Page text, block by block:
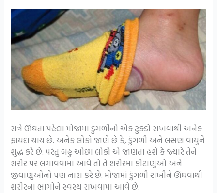
રાત્રે ઊંઘતા પહેલા મોજામાં ડુંગળીનો એક ટુકડો રાખવાથી અનેક
ફાયદા થાય છે. અનેક લોકો જાણે છે કે, ડુંગળી અને લસણ વાયુને
શુદ્ધ કરે છે. પરંતુ બહુ ઓછા લોકો એ જાણતા હશે કે જ્યારે તેને
શરીર પર લગાવવામાં આવે તો તે શરીરમાં કીટાણુઓ અને
જીવાણુઓનો પણ નાશ કરે છે. મોજામાં ડુંગળી રાખીને ઊંઘવાથી
શરીરના ભાગોને સ્વસ્થ રાખવામાં આવે છે.